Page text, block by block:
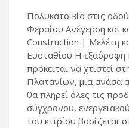
Πολυκατοικία στις
Φεραίου Ανέγερση και
Construction | Μελέτη
Ευσταθίου Η εξαόροφη
πρόκειται να χτιστεί
Πλατανίων, μια ανάσα
θα πληρεί όλες τις
σύγχρονου,
του κτιρίου βασίζεται